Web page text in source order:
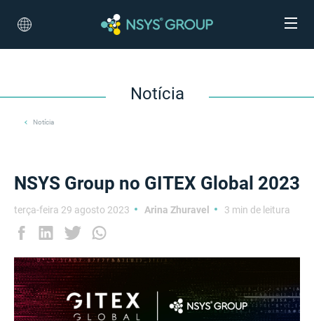
Notícia
Notícia
NSYS Group no GITEX Global 2023
terça-feira 29 agosto 2023 Arina Zhuravel 3 min de leitura